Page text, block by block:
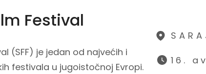
Festival
(SFF) je jedan od najvećih i
festivala u jugoistočnoj Evropi.
16.